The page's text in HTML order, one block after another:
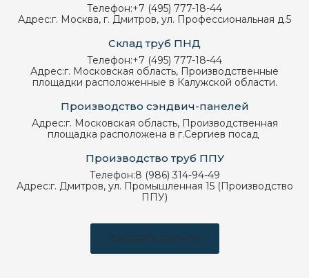
Телефон:+7 (495) 777-18-44
Адрес:г. Москва, г. Дмитров, ул. Профессиональная д.5
Склад труб ПНД
Телефон:+7 (495) 777-18-44
Адрес:г. Московская область, Производственные
площадки расположенные в Калужской области.
Производство сэндвич-панелей
Адрес:г. Московская область, Производственная
площадка расположена в г.Сергиев посад
Производство труб ППУ
Телефон:8 (986) 314-94-49
Адрес:г. Дмитров, ул. Промышленная 15 (Производство
ППУ)
Заказать звонок